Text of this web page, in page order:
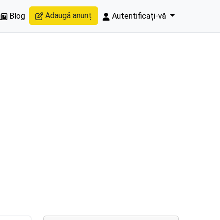
Blog Adaugă anunț Autentificați-vă